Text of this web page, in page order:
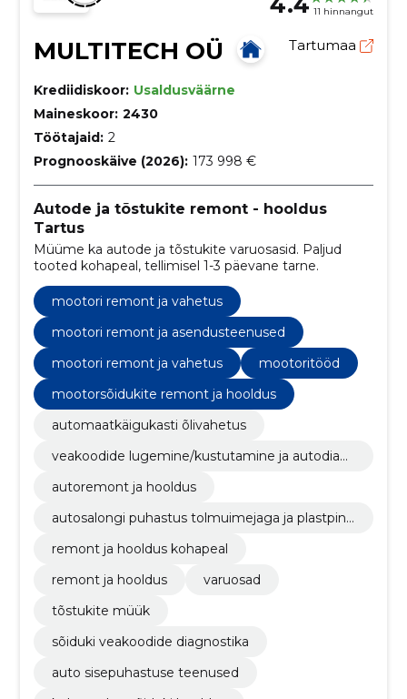
11 hinnangut
MULTITECH OÜ Tartumaa
Krediidiskoor: Usaldusväärne
Maineskoor: 2430
Töötajaid: 2
Prognooskäive (2026): 173 998 €
Autode ja tõstukite remont - hooldus
Tartus
Müüme ka autode ja tõstukite varuosasid. Paljud
tooted kohapeal, tellimisel 1-3 päevane tarne.
mootori remont ja vahetus
mootori remont ja asendusteenused
mootori remont ja vahetus
mootoritööd
mootorsõidukite remont ja hooldus
automaatkäigukasti õlivahetus
veakoodide lugemine/kustutamine ja autodiag
autoremont ja hooldus
autosalongi puhastus tolmuimejaga ja plastpind
remont ja hooldus kohapeal
remont ja hooldus
varuosad
tõstukite müük
sõiduki veakoodide diagnostika
auto sisepuhastuse teenused